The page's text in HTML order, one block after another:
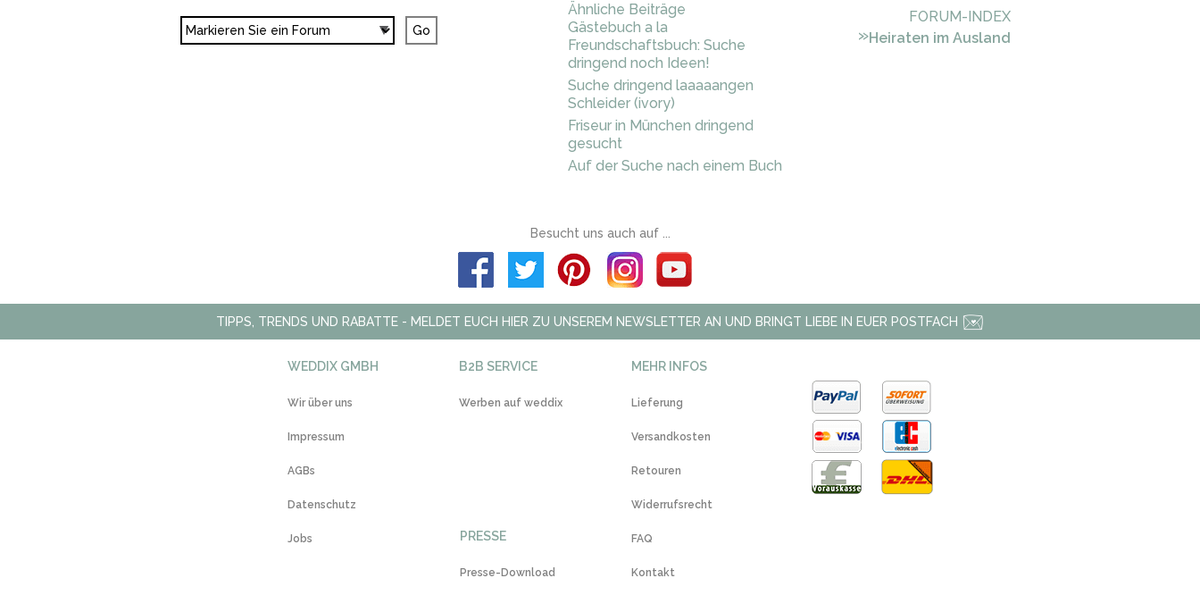
Ähnliche Beiträge
Gästebuch a la
Freundschaftsbuch: Suche
dringend noch Ideen!
Suche dringend laaaaangen
Schleider (ivory)
Friseur in München dringend
gesucht
Auf der Suche nach einem Buch
FORUM-INDEX
»Heiraten im Ausland
Besucht uns auch auf ...
TIPPS, TRENDS UND RABATTE - MELDET EUCH HIER ZU UNSEREM NEWSLETTER AN UND BRINGT LIEBE IN EUER POSTFACH
WEDDIX GMBH
Wir über uns
Impressum
AGBs
Datenschutz
Jobs
B2B SERVICE
Werben auf weddix
PRESSE
Presse-Download
MEHR INFOS
Lieferung
Versandkosten
Retouren
Widerrufsrecht
FAQ
Kontakt